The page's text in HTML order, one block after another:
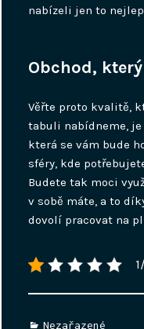
nabízeli jen to
Obchod,
Věřte proto kvalitě,
tabuli nabídneme,
která se vám bude
sféry, kde
Budete tak moci
v sobě máte, a to
dovolí pracovat na
Categories
Nezařazené